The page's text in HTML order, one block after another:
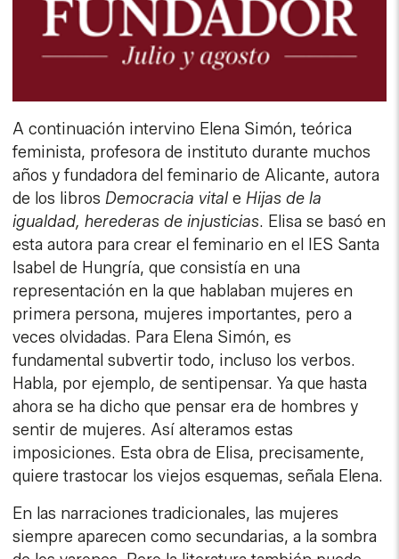
A continuación intervino Elena Simón, teórica
feminista, profesora de instituto durante muchos
años y fundadora del feminario de Alicante, autora
de los librosDemocracia vital eHijas de la
igualdad, herederas de injusticias. Elisa se basó en
esta autora para crear el feminario en el IES Santa
Isabel de Hungría, que consistía en una
representación en la que hablaban mujeres en
primera persona, mujeres importantes, pero a
veces olvidadas. Para Elena Simón, es
fundamental subvertir todo, incluso los verbos.
Habla, por ejemplo, de sentipensar. Ya que hasta
ahora se ha dicho que pensar era de hombres y
sentir de mujeres. Así alteramos estas
imposiciones. Esta obra de Elisa, precisamente,
quiere trastocar los viejos esquemas, señala Elena.
En las narraciones tradicionales, las mujeres
siempre aparecen como secundarias, a la sombra